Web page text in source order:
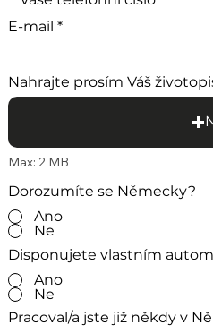
E-mail
Nahrajte prosím Váš
Max: 2 MB
Dorozumíte se Německy?
Ano
Ne
Disponujete vlastním
Ano
Ne
Pracoval/a jste již někdy v